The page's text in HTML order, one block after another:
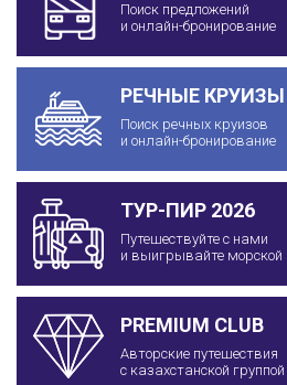
Поиск предложений
и онлайн-бронирование
РЕЧНЫЕ КРУИЗЫ
Поиск речных круизов
и онлайн-бронирование
ТУР-ПИР 2026
Путешествуйте с нами
и выигрывайте морской
PREMIUM CLUB
Авторские путешествия
с казахстанской группой